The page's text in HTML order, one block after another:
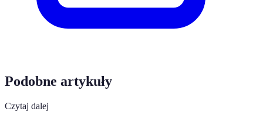
Podobne artykuły
Czytaj dalej